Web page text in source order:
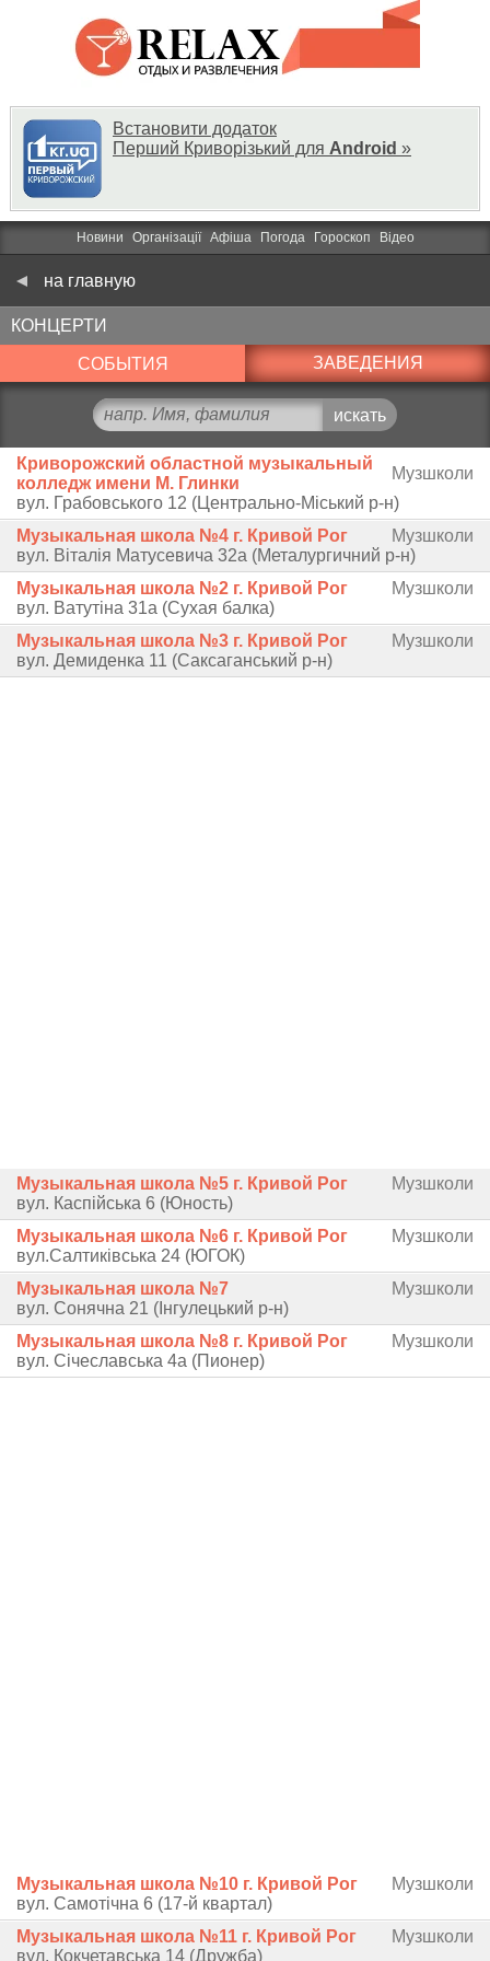
Встановити додаток
Перший Криворізький для Android »
Новини Організації Афіша Погода Гороскоп Відео
на главную
КОНЦЕРТИ
СОБЫТИЯ ЗАВЕДЕНИЯ
Криворожский областной музыкальный
колледж имени М. Глинки
Музшколи
вул. Грабовського 12 (Центрально-Міський р-н)
Музыкальная школа №4 г. Кривой Рог
Музшколи
вул. Віталія Матусевича 32а (Металургичний р-н)
Музыкальная школа №2 г. Кривой Рог
Музшколи
вул. Ватутіна 31а (Сухая балка)
Музыкальная школа №3 г. Кривой Рог
Музшколи
вул. Демиденка 11 (Саксаганський р-н)
Музыкальная школа №5 г. Кривой Рог
Музшколи
вул. Каспійська 6 (Юность)
Музыкальная школа №6 г. Кривой Рог
Музшколи
вул.Салтиківська 24 (ЮГОК)
Музыкальная школа №7
Музшколи
вул. Сонячна 21 (Інгулецький р-н)
Музыкальная школа №8 г. Кривой Рог
Музшколи
вул. Січеславська 4а (Пионер)
Музыкальная школа №10 г. Кривой Рог
Музшколи
вул. Самотічна 6 (17-й квартал)
Музыкальная школа №11 г. Кривой Рог
Музшколи
вул. Кокчетавська 14 (Дружба)